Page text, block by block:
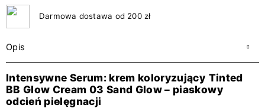
Darmowa dostawa od 200 zł
Opis
Intensywne Serum: krem koloryzujący Tinted
BB Glow Cream 03 Sand Glow – piaskowy
odcień pielęgnacji